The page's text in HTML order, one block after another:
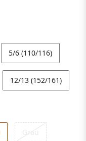
5/6 (110/116)
12/13 (152/161)
Grau